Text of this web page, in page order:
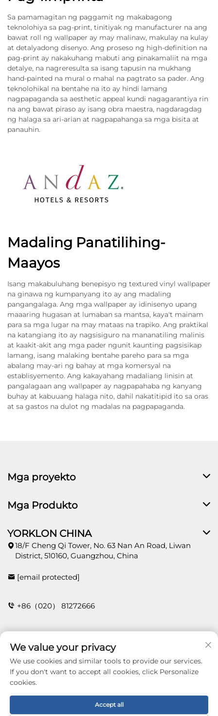
Sa pamamagitan ng paggamit ng makabagong
teknolohiya sa pag-print, tinitiyak ng manufacturer na ang
bawat roll ng wallpaper ay may malinaw, makulay na kulay
at detalyadong disenyo. Ang proseso ng high-definition na
pag-print ay nakakuhang mabuti ang pinakamaliit na mga
detalye, na nagreresulta sa isang tapusin na mukhang
hand-painted na mural o mahal na pagtrato sa pader. Ang
teknolohikal na bentahe na ito ay hindi lamang
nagpapaganda sa aesthetic appeal kundi nagagarantiya rin
na ang bawat piraso ay isang obra maestra, nagdaragdag
ng halaga sa ari-arian at nagpapahanga sa mga bisita at
panauhin.
Madaling Panatilihing-
Maayos
Isang makabuluhang benepisyo ng textured vinyl wallpaper
na ginawa ng kumpanyang ito ay ang madaling
pangangalaga. Ang mga wallpaper ay idinisenyo upang
maaaring hugasan at lumaban sa mantsa, kaya't mainam
para sa mga lugar na may mataas na trapiko. Ang praktikal
na katangiang ito ay nagsisiguro na mananatiling malinis
at kaakit-akit ang mga pader ngunit kaunting pagsisikap
lamang, isang malaking bentahe pareho para sa mga
abalang may-ari ng bahay at mga komersyal na
establisyemento. Ang kakayahang madaliang linisin at
pangalagaan ang wallpaper ay nagpapahaba ng kanyang
buhay at kabuuang halaga nito, dahil nakatitipid ito sa oras
at sa gastos na dulot ng madalas na pagpapaganda.
Mga proyekto
Mga Produkto
YORKLON CHINA
18/F Cheng Qi Tower, No. 63 Nan An Road, Liwan
District, 510160, Guangzhou, China
[email protected]
+86（020） 81272666
Kontak
Copyright © 2025 Guangzhou Yorklon Wallcoverings
Limited. All right reserved -Patakaran sa
Pagkapribado
We value your privacy
We use cookies and similar tools to provide our services.
If you don't want to accept all cookies, click Personalize
cookies.
Accept all